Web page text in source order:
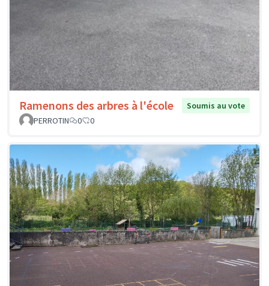
Ramenons des arbres à l'école
Soumis au vote
PERROTIN
0 0